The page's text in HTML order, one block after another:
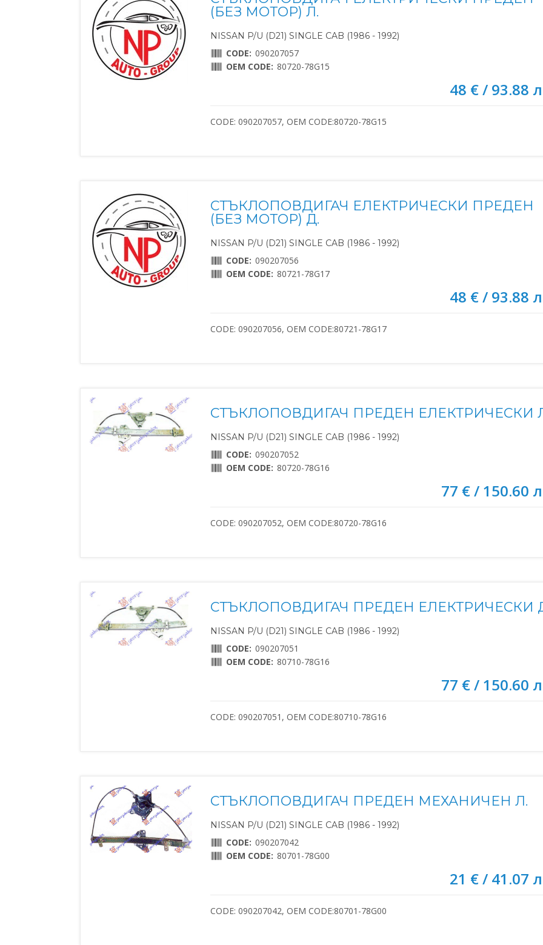
(БЕЗ МОТОР) Л.
NISSAN P/U (D21) SINGLE CAB (1986 - 1992)
CODE: 090207057
OEM CODE: 80720-78G15
48 € / 93.88
CODE: 090207057, OEM CODE:80720-78G15
СТЪКЛОПОВДИГАЧ ЕЛЕКТРИЧЕСКИ ПРЕДЕН
(БЕЗ МОТОР) Д.
NISSAN P/U (D21) SINGLE CAB (1986 - 1992)
CODE: 090207056
OEM CODE: 80721-78G17
48 € / 93.88
CODE: 090207056, OEM CODE:80721-78G17
СТЪКЛОПОВДИГАЧ ПРЕДЕН ЕЛЕКТРИЧЕСКИ
NISSAN P/U (D21) SINGLE CAB (1986 - 1992)
CODE: 090207052
OEM CODE: 80720-78G16
77 € / 150.60
CODE: 090207052, OEM CODE:80720-78G16
СТЪКЛОПОВДИГАЧ ПРЕДЕН ЕЛЕКТРИЧЕСКИ
NISSAN P/U (D21) SINGLE CAB (1986 - 1992)
CODE: 090207051
OEM CODE: 80710-78G16
77 € / 150.60
CODE: 090207051, OEM CODE:80710-78G16
СТЪКЛОПОВДИГАЧ ПРЕДЕН МЕХАНИЧЕН Л.
NISSAN P/U (D21) SINGLE CAB (1986 - 1992)
CODE: 090207042
OEM CODE: 80701-78G00
21 € / 41.07
CODE: 090207042, OEM CODE:80701-78G00